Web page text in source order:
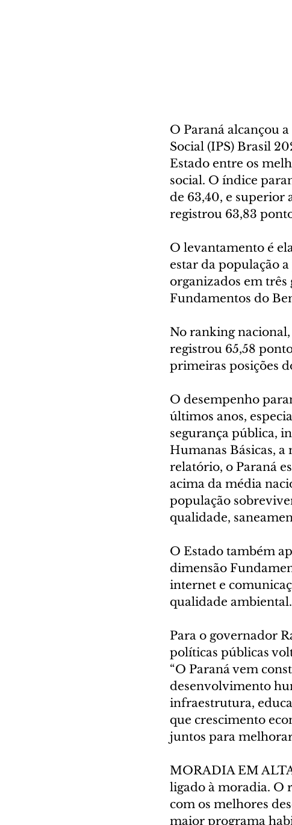
O Paraná alcançou
Social (IPS) Brasil
Estado entre os
social. O índice
de 63,40, e superior
registrou 63,83
O levantamento é
estar da população
organizados em três
Fundamentos do
No ranking nacional,
registrou 65,58
primeiras posições
O desempenho
últimos anos,
segurança pública,
Humanas Básicas,
relatório, o Paraná
acima da média
população
qualidade,
O Estado também
dimensão
internet e
qualidade ambiental.
Para o governador
políticas públicas
“O Paraná vem
desenvolvimento
infraestrutura,
que crescimento
juntos para
MORADIA EM
ligado à moradia. O
com os melhores
maior programa